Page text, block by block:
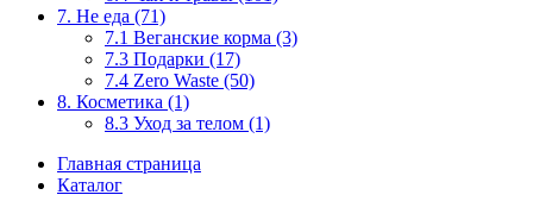
7. Не еда (71)
7.1 Веганские корма (3)
7.3 Подарки (17)
7.4 Zero Waste (50)
8. Косметика (1)
8.3 Уход за телом (1)
Главная страница
Каталог